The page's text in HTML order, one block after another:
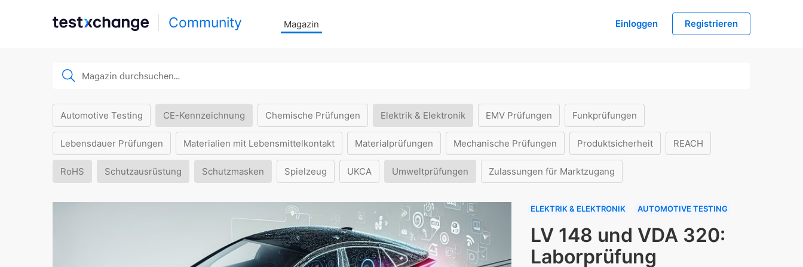
Community Magazin Einloggen Registrieren
Automotive Testing CE-Kennzeichnung Chemische Prüfungen Elektrik & Elektronik EMV Prüfungen Funkprüfungen
Lebensdauer Prüfungen Materialien mit Lebensmittelkontakt Materialprüfungen Mechanische Prüfungen Produktsicherheit REACH
RoHS Schutzausrüstung Schutzmasken Spielzeug UKCA Umweltprüfungen Zulassungen für Marktzugang
ELEKTRIK & ELEKTRONIK AUTOMOTIVE TESTING
LV 148 und VDA 320:
Laborprüfung